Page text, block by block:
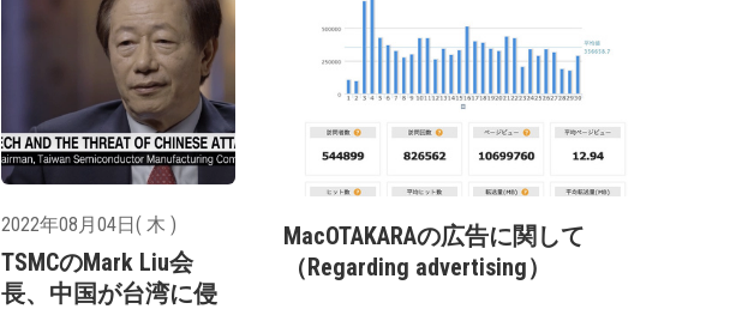
2022年08月04日( 木 )
TSMCのMark Liu会
長、中国が台湾に侵
MacOTAKARAの広告に関して
（Regarding advertising）